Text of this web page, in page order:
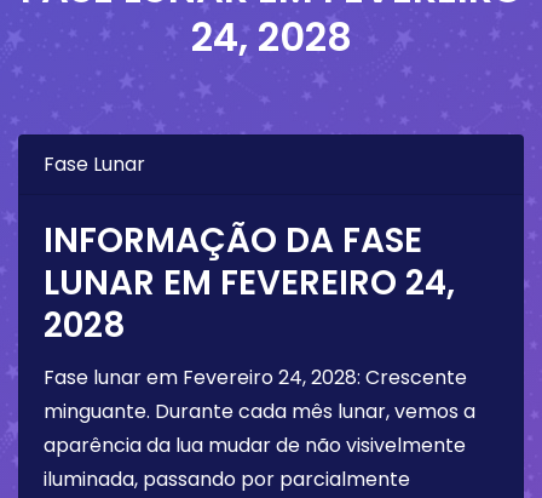
24, 2028
Fase Lunar
INFORMAÇÃO DA FASE
LUNAR EM FEVEREIRO 24,
2028
Fase lunar em Fevereiro 24, 2028: Crescente
minguante. Durante cada mês lunar, vemos a
aparência da lua mudar de não visivelmente
iluminada, passando por parcialmente